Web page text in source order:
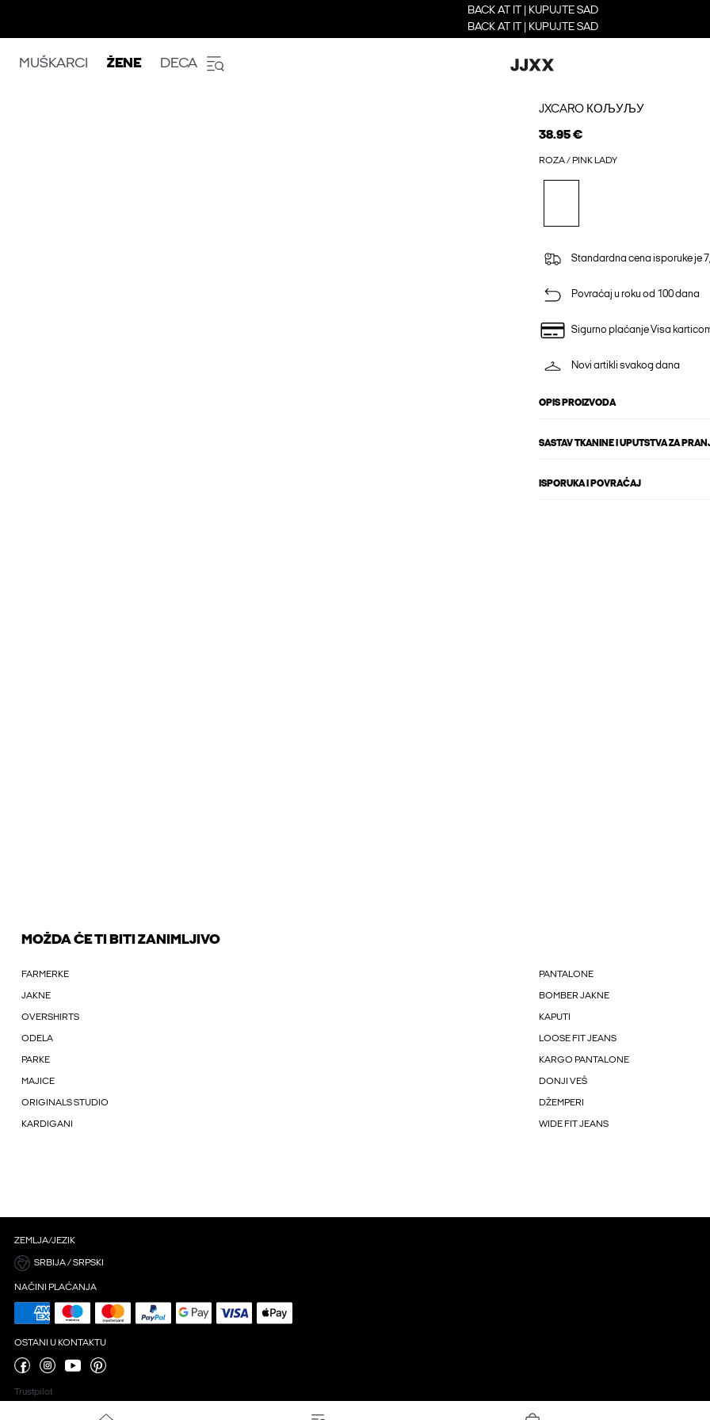
BACK AT IT | KUPUJTE SAD
BACK AT IT | KUPUJTE SAD
MUŠKARCI ŽENE DECA
JXCARO КОЉУЉУ
38.95 €
ROZA / PINK LADY
Standardna cena isporuke je
Povraćaj u roku od 100 dana
Sigurno plaćanje Visa
Novi artikli svakog dana
OPIS PROIZVODA
SASTAV TKANINE I UPUTSTVA ZA
ISPORUKA I POVRAĆAJ
MOŽDA ĆE TI BITI ZANIMLJIVO
FARMERKE PANTALONE
JAKNE BOMBER JAKNE
OVERSHIRTS KAPUTI
ODELA LOOSE FIT JEANS
PARKE KARGO PANTALONE
MAJICE DONJI VEŠ
ORIGINALS STUDIO DŽEMPERI
KARDIGANI WIDE FIT JEANS
ZEMLJA/JEZIK
SRBIJA / SRPSKI
NAČINI PLAĆANJA
OSTANI U KONTAKTU
Trustpilot